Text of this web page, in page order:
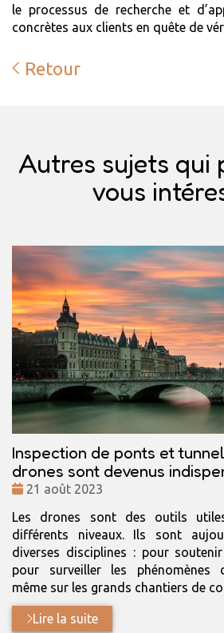
le processus de recherche et
concrètes aux clients en quête de
Retour
Autres sujets qui
vous
Inspection de ponts et
drones sont devenus
Date
21 août 2023
Les drones sont des outils
différents niveaux. Ils sont
diverses disciplines : pour
pour surveiller les phénomènes
même sur les grands chantiers de
Lire la suite